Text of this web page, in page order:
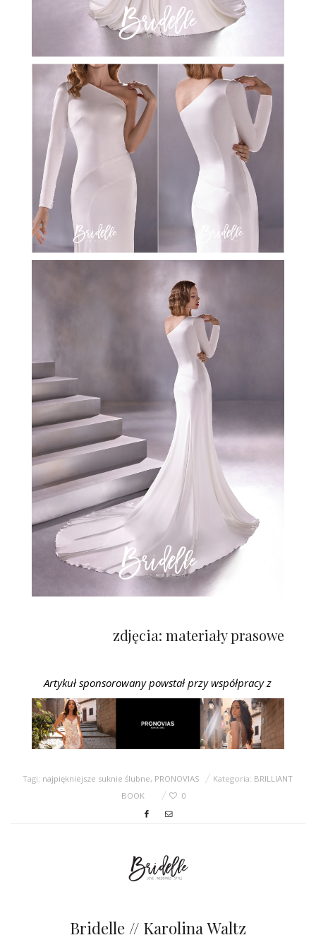
zdjęcia: materiały prasowe
Artykuł sponsorowany powstał przy współpracy z
Tagi: najpiękniejsze suknie ślubne, PRONOVIAS Kategoria: BRILLIANT
BOOK
0
Bridelle // Karolina Waltz